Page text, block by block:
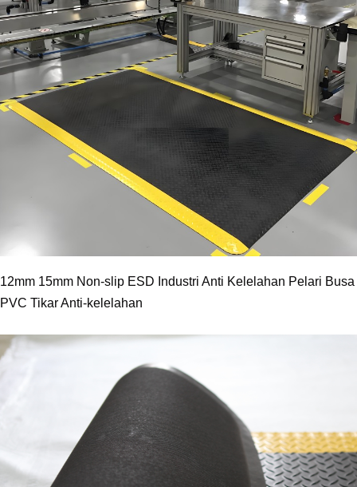
12mm 15mm Non-slip ESD Industri Anti Kelelahan Pelari Busa
PVC Tikar Anti-kelelahan